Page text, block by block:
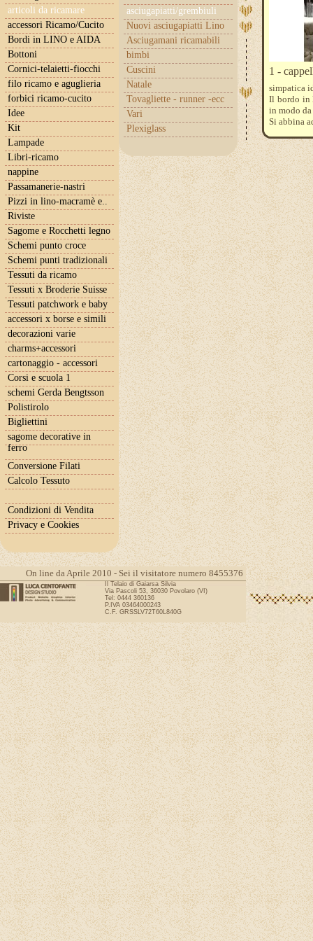
articoli da ricamare
asciugapiatti/grembiuli
Nuovi asciugapiatti Lino
Asciugamani ricamabili
bimbi
Cuscini
Natale
Tovagliette - runner -ecc
Vari
Plexiglass
accessori Ricamo/Cucito
Bordi in LINO e AIDA
Bottoni
Cornici-telaietti-fiocchi
filo ricamo e aguglieria
forbici ricamo-cucito
Idee
Kit
Lampade
Libri-ricamo
nappine
Passamanerie-nastri
Pizzi in lino-macramè e..
Riviste
Sagome e Rocchetti legno
Schemi punto croce
Schemi punti tradizionali
Tessuti da ricamo
Tessuti x Broderie Suisse
Tessuti patchwork e baby
accessori x borse e simili
decorazioni varie
charms+accessori
cartonaggio - accessori
Corsi e scuola 1
schemi Gerda Bengtsson
Polistirolo
Bigliettini
sagome decorative in
ferro
Conversione Filati
Calcolo Tessuto
Condizioni di Vendita
Privacy e Cookies
1 -
simpatica
Il bordo in
in modo
Si abbina
On line da Aprile 2010 - Sei il visitatore numero 8455376
Il Telaio di Gaiarsa Silvia
Via Pascoli 53, 36030 Povolaro (VI)
Tel: 0444 360136
P.IVA 03464000243
C.F. GRSSLV72T60L840G